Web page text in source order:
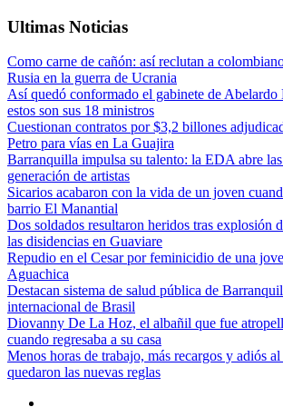
Ultimas Noticias
Como carne de cañón: así reclutan a
Rusia en la guerra de Ucrania
Así quedó conformado el gabinete de Abelardo
estos son sus 18 ministros
Cuestionan contratos por $3,2 billones
Petro para vías en La Guajira
Barranquilla impulsa su talento: la EDA abre
generación de artistas
Sicarios acabaron con la vida de un joven
barrio El Manantial
Dos soldados resultaron heridos tras explosión
las disidencias en Guaviare
Repudio en el Cesar por feminicidio de una
Aguachica
Destacan sistema de salud pública de
internacional de Brasil
Diovanny De La Hoz, el albañil que fue
cuando regresaba a su casa
Menos horas de trabajo, más recargos y adiós
quedaron las nuevas reglas